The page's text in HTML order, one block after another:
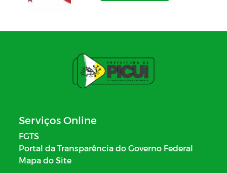
Serviços Online
FGTS
Portal da Transparência do Governo Federal
Mapa do Site